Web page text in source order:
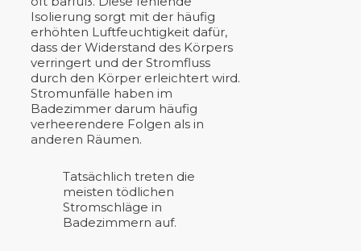
Isolierung sorgt mit der häufig
erhöhten Luftfeuchtigkeit dafür,
dass der Widerstand des Körpers
verringert und der Stromfluss
durch den Körper erleichtert wird.
Stromunfälle haben im
Badezimmer darum häufig
verheerendere Folgen als in
anderen Räumen.
Tatsächlich treten die
meisten tödlichen
Stromschläge in
Badezimmern auf.